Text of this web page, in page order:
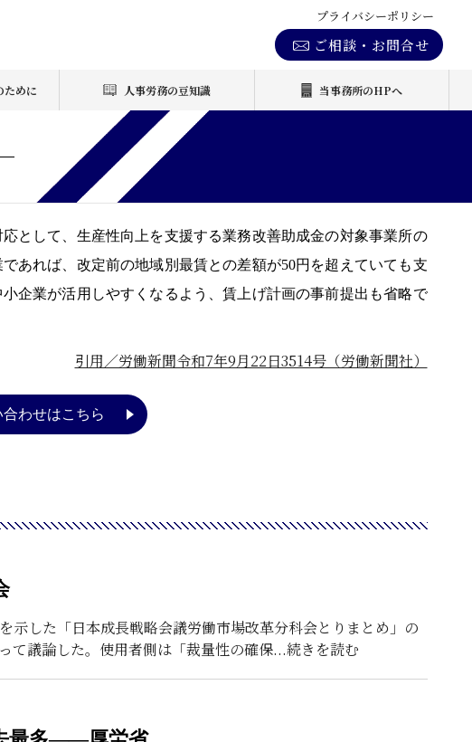
プライバシーポリシー
ご相談・お問合せ
ために 人事労務の豆知識 当事務所のHPへ
として、生産性向上を支援する業務改善助成金の対象事業所の
あれば、改定前の地域別最賃との差額が50円を超えていても支
企業が活用しやすくなるよう、賃上げ計画の事前提出も省略で
引用／労働新聞令和7年9月22日3514号（労働新聞社）
わせはこちら
示した「日本成長戦略会議労働市場改革分科会とりまとめ」の
て議論した。使用者側は「裁量性の確保...続きを読む